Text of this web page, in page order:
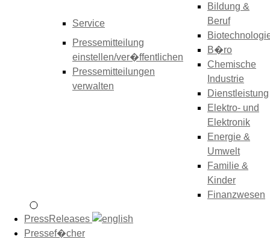
Service
Pressemitteilung
einstellen/ver�ffentlichen
Pressemitteilungen
verwalten
Bildung &
Beruf
B�ro
Chemische
Industrie
Dienstleistung
Elektro- und
Elektronik
Energie &
Umwelt
Familie &
Kinder
Finanzwesen
PressReleases
Pressef�cher